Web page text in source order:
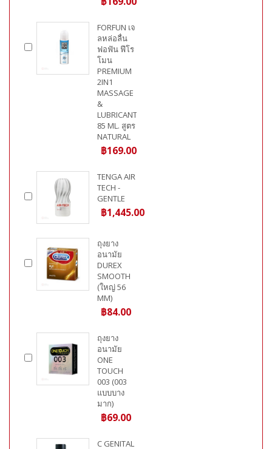
FORFUN เจ
ลหล่อลื่น
ฟอฟัน ฟีโร
โมน
PREMIUM
2IN1
MASSAGE
&
LUBRICANT
85 ML. สูตร
NATURAL
฿169.00
TENGA AIR
TECH -
GENTLE
฿1,445.00
ถุงยาง
อนามัย
DUREX
SMOOTH
(ใหญ่ 56
MM)
฿84.00
ถุงยาง
อนามัย
ONE
TOUCH
003 (003
แบบบาง
มาก)
฿69.00
C GENITAL